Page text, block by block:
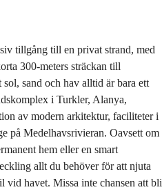
tillgång till en privat strand, med
300-meters sträckan till
sand och hav alltid är bara ett
i Turkler, Alanya,
av modern arkitektur, faciliteter i
på Medelhavsrivieran. Oavsett om
hem eller en smart
allt du behöver för att njuta
havet. Missa inte chansen att bli